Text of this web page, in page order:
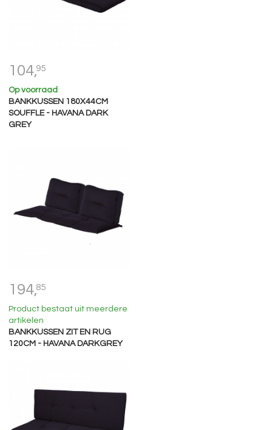
104,95
Op voorraad
BANKKUSSEN 180X44CM
SOUFFLE - HAVANA DARK
GREY
194,85
Product bestaat uit meerdere
artikelen
BANKKUSSEN ZIT EN RUG
120CM - HAVANA DARKGREY